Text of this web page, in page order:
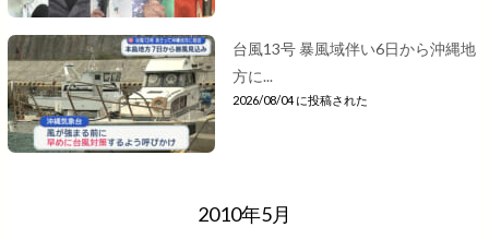
台風13号 暴風域伴い6日から沖縄地
方に...
2026/08/04 に投稿された
2010年5月